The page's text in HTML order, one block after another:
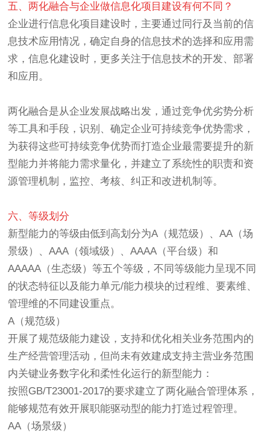
五、两化融合与企业做信息化项目建设有何不同？
企业进行信息化项目建设时，主要通过同行及当前的信
息技术应用情况，确定自身的信息技术的选择和应用需
求，信息化建设时，更多关注于信息技术的开发、部署
和应用。
两化融合是从企业发展战略出发，通过竞争优劣势分析
等工具和手段，识别、确定企业可持续竞争优势需求，
为获得这些可持续竞争优势而打造企业最需要提升的新
型能力并将能力需求量化，并建立了系统性的职责和资
源管理机制，监控、考核、纠正和改进机制等。
六、等级划分
新型能力的等级由低到高划分为A（规范级）、AA（场
景级）、AAA（领域级）、AAAA（平台级）和
AAAAA（生态级）等五个等级，不同等级能力呈现不同
的状态特征以及能力单元/能力模块的过程维、要素维、
管理维的不同建设重点。
A（规范级）
开展了规范级能力建设，支持和优化相关业务范围内的
生产经营管理活动，但尚未有效建成支持主营业务范围
内关键业务数字化和柔性化运行的新型能力：
按照GB/T23001-2017的要求建立了两化融合管理体系，
能够规范有效开展职能驱动型的能力打造过程管理。
AA（场景级）